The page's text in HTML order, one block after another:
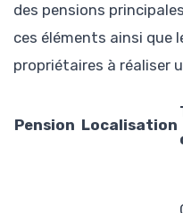
des pensions
ces éléments ainsi que
propriétaires à réaliser
Pension Localisation